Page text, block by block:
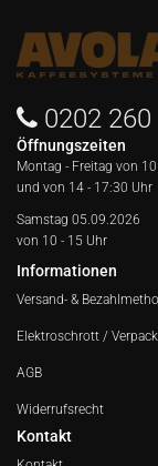
0202 260
Öffnungszeiten
Montag - Freitag von
und von 14 - 17:30 Uhr
Samstag 05.09.2026
von 10 - 15 Uhr
Informationen
Versand- &
Elektroschrott /
AGB
Widerrufsrecht
Kontakt